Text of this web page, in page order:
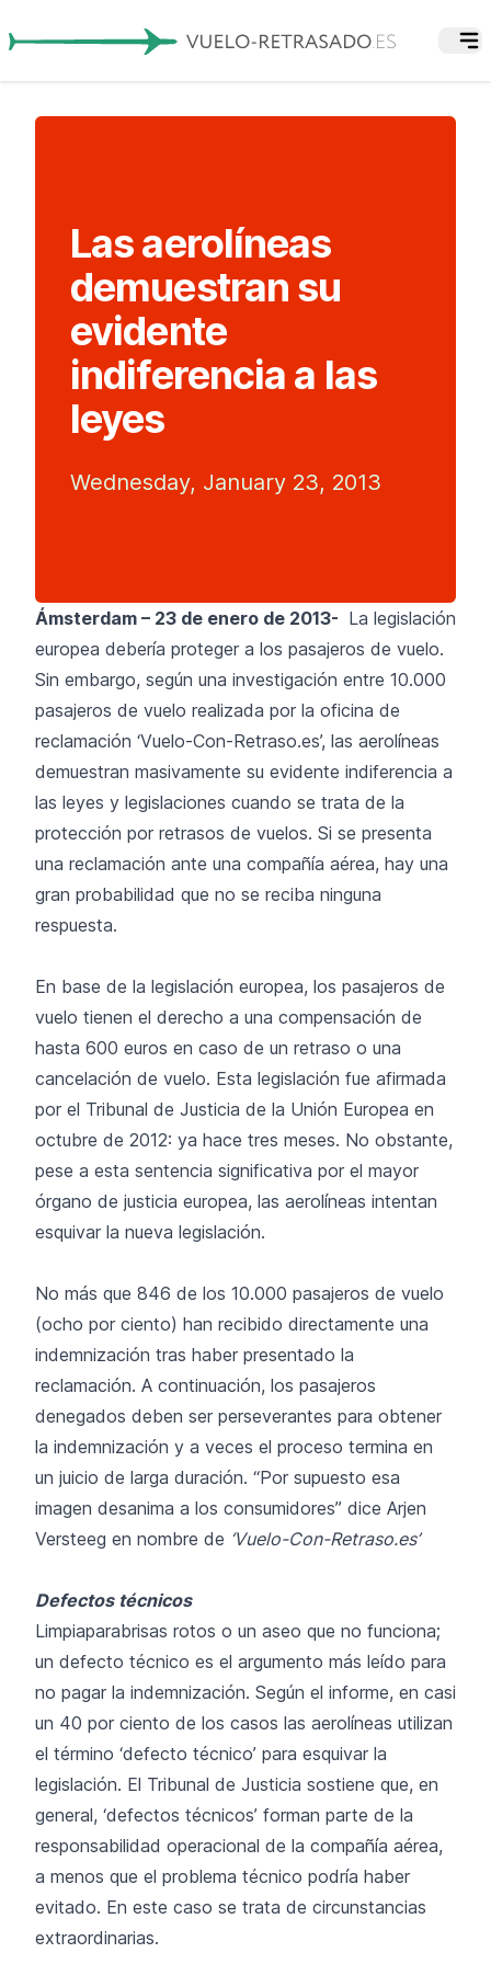
Las aerolíneas
demuestran su
evidente
indiferencia a las
leyes
Wednesday, January 23, 2013
Ámsterdam – 23 de enero de 2013- La legislación
europea debería proteger a los pasajeros de vuelo.
Sin embargo, según una investigación entre 10.000
pasajeros de vuelo realizada por la oficina de
reclamación ‘Vuelo-Con-Retraso.es’, las aerolíneas
demuestran masivamente su evidente indiferencia a
las leyes y legislaciones cuando se trata de la
protección por retrasos de vuelos. Si se presenta
una reclamación ante una compañía aérea, hay una
gran probabilidad que no se reciba ninguna
respuesta.
En base de la legislación europea, los pasajeros de
vuelo tienen el derecho a una compensación de
hasta 600 euros en caso de un retraso o una
cancelación de vuelo. Esta legislación fue afirmada
por el Tribunal de Justicia de la Unión Europea en
octubre de 2012: ya hace tres meses. No obstante,
pese a esta sentencia significativa por el mayor
órgano de justicia europea, las aerolíneas intentan
esquivar la nueva legislación.
No más que 846 de los 10.000 pasajeros de vuelo
(ocho por ciento) han recibido directamente una
indemnización tras haber presentado la
reclamación. A continuación, los pasajeros
denegados deben ser perseverantes para obtener
la indemnización y a veces el proceso termina en
un juicio de larga duración. “Por supuesto esa
imagen desanima a los consumidores” dice Arjen
Versteeg en nombre de ‘Vuelo-Con-Retraso.es’
Defectos técnicos
Limpiaparabrisas rotos o un aseo que no funciona;
un defecto técnico es el argumento más leído para
no pagar la indemnización. Según el informe, en casi
un 40 por ciento de los casos las aerolíneas utilizan
el término ‘defecto técnico’ para esquivar la
legislación. El Tribunal de Justicia sostiene que, en
general, ‘defectos técnicos’ forman parte de la
responsabilidad operacional de la compañía aérea,
a menos que el problema técnico podría haber
evitado. En este caso se trata de circunstancias
extraordinarias.